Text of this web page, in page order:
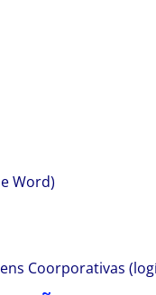
Word)
Coorporativas